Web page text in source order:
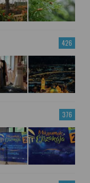
426
376